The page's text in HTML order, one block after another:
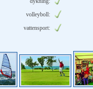
volleyboll:
vattensport: